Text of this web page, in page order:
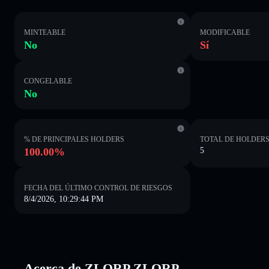
MINTEABLE
No
MODIFICABLE
Sí
CONGELABLE
No
% DE PRINCIPALES HOLDERS
100.00%
TOTAL DE
5
FECHA DEL ÚLTIMO CONTROL DE RIESGOS
8/4/2026, 10:29:44 PM